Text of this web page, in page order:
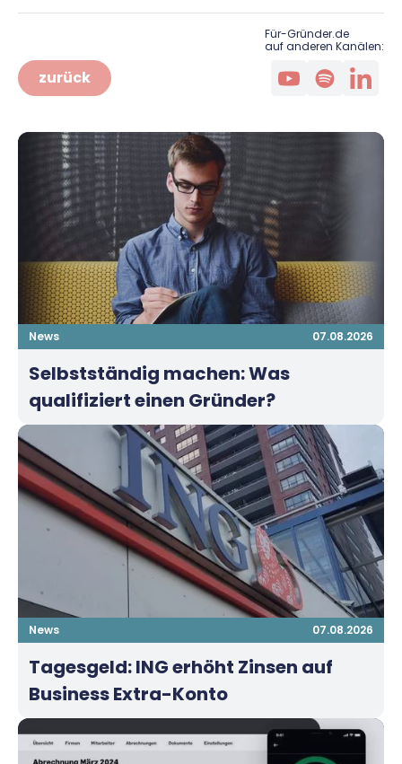
zurück
Für-Gründer.de
auf anderen Kanälen:
07.08.2026
News
Selbstständig machen: Was
qualifiziert einen Gründer?
07.08.2026
News
Tagesgeld: ING erhöht Zinsen auf
Business Extra-Konto